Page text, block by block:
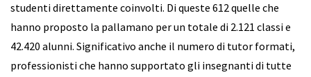
studenti direttamente coinvolti. Di queste 612 quelle che
hanno proposto la pallamano per un totale di 2.121 classi e
42.420 alunni. Significativo anche il numero di tutor formati,
professionisti che hanno supportato gli insegnanti di tutte